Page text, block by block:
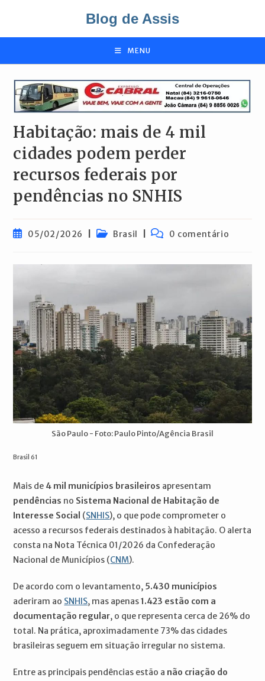
o
Blog de Assis
MENU
Habitação: mais de 4 mil
cidades podem perder
recursos federais por
pendências no SNHIS
Post05/02/2026
Categoria
Brasil
Comentários
0 comentário
São Paulo - Foto: Paulo Pinto/Agência Brasil
Brasil 61
Mais de 4 mil municípios brasileiros apresentam
pendências no Sistema Nacional de Habitação de
Interesse Social (SNHIS), o que pode comprometer o
acesso a recursos federais destinados à habitação. O alerta
consta na Nota Técnica 01/2026 da Confederação
Nacional de Municípios (CNM).
De acordo com o levantamento, 5.430 municípios
aderiram ao SNHIS, mas apenas1.423 estão com a
documentação regular, o que representa cerca de 26% do
total. Na prática, aproximadamente 73% das cidades
brasileiras seguem em situação irregular no sistema.
Entre as principais pendências estão a não criação do